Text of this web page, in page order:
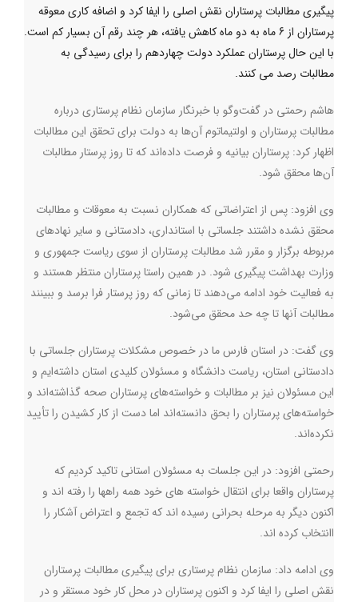
پیگیری مطالبات پرستاران نقش اصلی را ایفا کرد و اضافه کاری معوقه
پرستاران از 6 ماه به دو ماه کاهش یافته، هر چند رقم آن بسیار کم است.
با این حال پرستاران عملکرد دولت چهاردهم را برای رسیدگی به
مطالبات رصد می کنند.
هاشم رحمتی در گفت‌وگو با خبرنگار سازمان نظام پرستاری درباره
مطالبات پرستاران و اولتیماتوم آن‌ها به دولت برای تحقق این مطالبات
اظهار کرد: پرستاران بیانیه و فرصت داده‌اند که تا روز پرستار مطالبات
آن‌ها محقق شود.
وی افزود: پس از اعتراضاتی که همکاران نسبت به معوقات و مطالبات
محقق نشده داشتند جلساتی با استانداری، دادستانی و سایر نهادهای
مربوطه برگزار و مقرر شد مطالبات پرستاران از سوی ریاست جمهوری و
وزارت بهداشت پیگیری شود. در همین راستا پرستاران منتظر هستند و
به فعالیت خود ادامه می‌دهند تا زمانی که روز پرستار فرا برسد و ببینند
مطالبات آنها تا چه حد محقق می‌شود.
وی گفت: در استان فارس ما در خصوص مشکلات پرستاران جلساتی با
دادستانی استان، ریاست دانشگاه و مسئولان کلیدی استان داشته‌ایم و
این مسئولان نیز بر مطالبات و خواسته‌های پرستاران صحه گذاشته‌اند و
خواسته‌های پرستاران را بحق دانسته‌اند اما دست از کار کشیدن را تأیید
نکرده‌اند.
رحمتی افزود: در این جلسات به مسئولان استانی تاکید کردیم که
پرستاران واقعا برای انتقال خواسته های خود همه راهها را رفته اند و
اکنون دیگر به مرحله بحرانی رسیده اند که تجمع و اعتراض آشکار را
اانتخاب کرده اند.
وی ادامه داد: سازمان نظام پرستاری برای پیگیری مطالبات پرستاران
نقش اصلی را ایفا کرد و اکنون پرستاران در محل کار خود مستقر و در